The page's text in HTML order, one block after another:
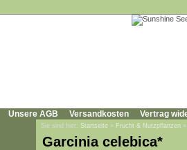
Unsere AGB Versandkosten Vertrag
Sie sind hier: Startseite » Frucht & Nutzpflanzen
Garcinia celebica*